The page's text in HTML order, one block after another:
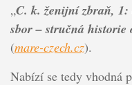
„C. k. ženijní zbraň,
sbor – stručná historie
(mare-czech.cz).
Nabízí se tedy vhodná